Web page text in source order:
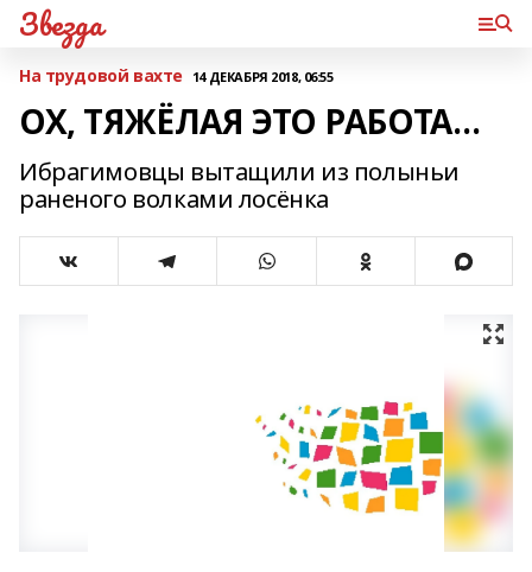
Звезда
На трудовой вахте 14 ДЕКАБРЯ 2018, 06:55
ОХ, ТЯЖЁЛАЯ ЭТО РАБОТА…
Ибрагимовцы вытащили из полыньи
раненого волками лосёнка